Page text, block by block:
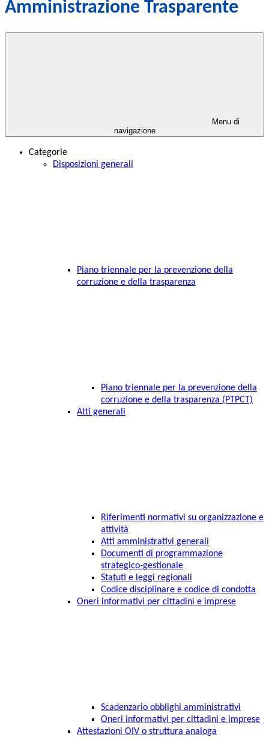
Amministrazione Trasparente
Menu di
navigazione
Categorie
Disposizioni generali
Piano triennale per la prevenzione della
corruzione e della trasparenza
Piano triennale per la prevenzione della
corruzione e della trasparenza (PTPCT)
Atti generali
Riferimenti normativi su organizzazione e
attività
Atti amministrativi generali
Documenti di programmazione
strategico-gestionale
Statuti e leggi regionali
Codice disciplinare e codice di condotta
Oneri informativi per cittadini e imprese
Scadenzario obblighi amministrativi
Oneri informativi per cittadini e imprese
Attestazioni OIV o struttura analoga